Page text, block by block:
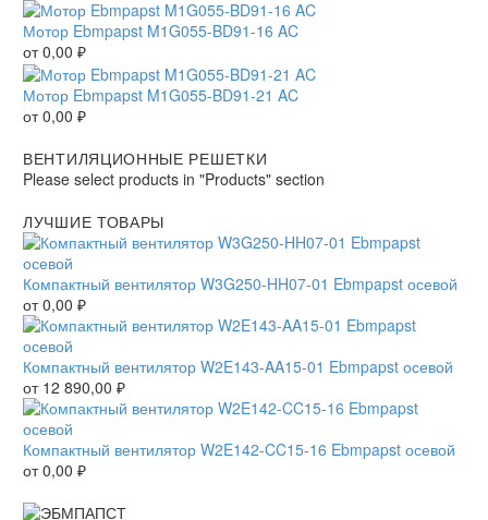
Мотор Ebmpapst M1G055-BD91-16 AC
от0,00 ₽
Мотор Ebmpapst M1G055-BD91-21 AC
от0,00 ₽
ВЕНТИЛЯЦИОННЫЕ РЕШЕТКИ
Please select products in "Products" section
ЛУЧШИЕ ТОВАРЫ
Компактный вентилятор W3G250-HH07-01 Ebmpapst осевой
от0,00 ₽
Компактный вентилятор W2E143-AA15-01 Ebmpapst осевой
от 12 890,00 ₽
Компактный вентилятор W2E142-CC15-16 Ebmpapst осевой
от0,00 ₽